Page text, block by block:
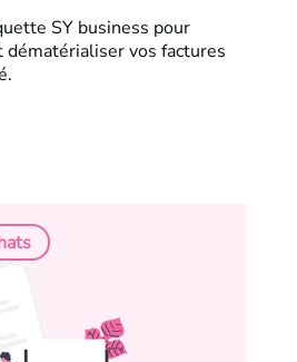
SY business pour
dématérialiser vos factures